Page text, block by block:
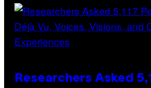
Researchers Asked